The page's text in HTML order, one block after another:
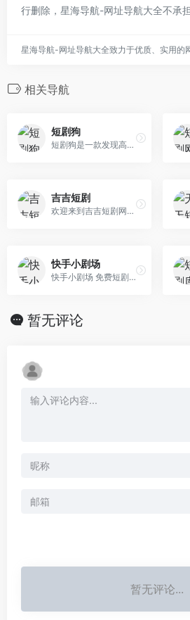
行删除，星海导航-网址导航大全不承
星海导航-网址导航大全致力于优质、实用的
相关导航
短剧狗
短剧狗是一款发现高质量资源的夸克网盘搜索引擎。我们提供对百度网盘、阿里云盘、夸克云盘等主流网盘的深度全文检索服务，专注于短剧、影视、音乐等多种媒体内容的快速搜索。无需注册，直接搜索，简单快捷地找到你需要的内容。
吉吉短剧
欢迎来到吉吉短剧网，您将发现各种风格和类型的免费短剧电视剧，包括喜剧、悬疑、爱情等，每部作品都将带给您不一样的观影体验。
快手小剧场
快手小剧场 免费短剧视频
暂无评论
暂无评论...